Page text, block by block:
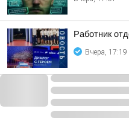
Работник
Вчера, 17:19